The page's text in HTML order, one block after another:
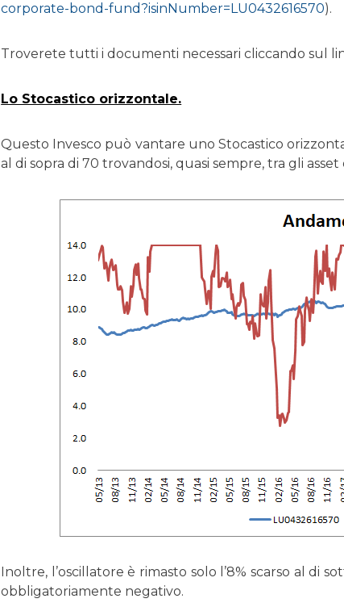
corporate-bond-fund?isinNumber=LU0432616570).
Troverete tutti i documenti necessari cliccando sul
Lo Stocastico orizzontale.
Questo Invesco può vantare uno Stocastico
al di sopra di 70 trovandosi, quasi sempre, tra gli
Inoltre, l’oscillatore è rimasto solo l’8% scarso al di
obbligatoriamente negativo.